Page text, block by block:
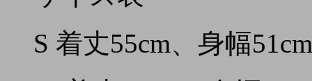
S 着丈55cm、身幅